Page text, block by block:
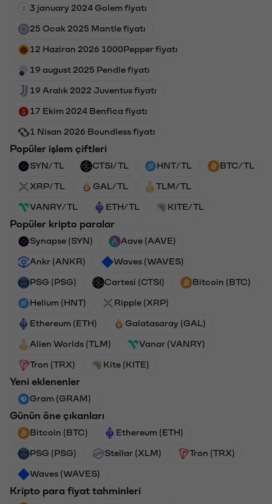
3 january 2024 Golem fiyatı
25 Ocak 2025 Mantle fiyatı
12 Haziran 2026 1000Pepper fiyatı
19 august 2025 Pendle fiyatı
19 Aralık 2022 Juventus fiyatı
17 Ekim 2024 Benfica fiyatı
1 Nisan 2026 Boundless fiyatı
Popüler işlem çiftleri
SYN/TL CTSI/TL HNT/TL BTC/TL
XRP/TL GAL/TL TLM/TL
VANRY/TL ETH/TL KITE/TL
Popüler kripto paralar
Synapse (SYN) Aave (AAVE)
Ankr (ANKR) Waves (WAVES)
PSG (PSG) Cartesi (CTSI) Bitcoin (BTC)
Helium (HNT) Ripple (XRP)
Ethereum (ETH) Galatasaray (GAL)
Alien Worlds (TLM) Vanar (VANRY)
Tron (TRX) Kite (KITE)
Yeni eklenenler
Gram (GRAM)
Günün öne çıkanları
Bitcoin (BTC) Ethereum (ETH)
PSG (PSG) Stellar (XLM) Tron (TRX)
Waves (WAVES)
Kripto para fiyat tahminleri